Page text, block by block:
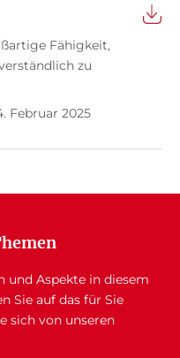
Fähigkeit,
zu
Februar 2025
und Aspekte in diesem
Sie auf das für Sie
sich von unseren